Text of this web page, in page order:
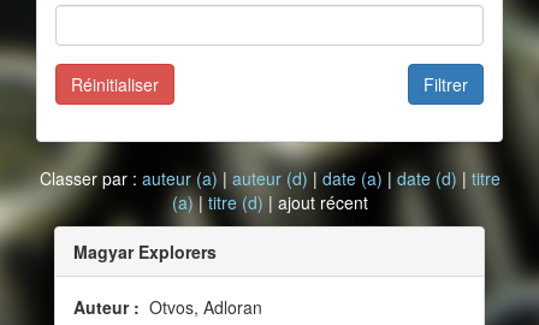
Filtrer
Réinitialiser
Classer par : auteur (a) | auteur (d) | date (a) | date (d) | titre
(a)| titre (d) | ajout récent
Magyar Explorers
Auteur : Otvos, Adloran